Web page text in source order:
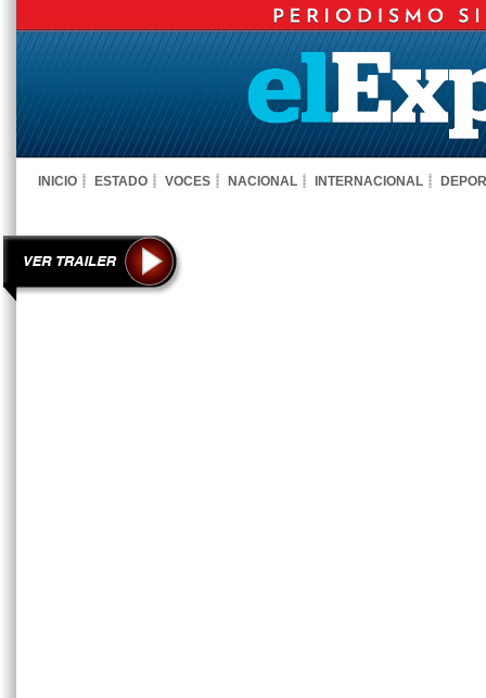
INICIO ESTADO VOCES NACIONAL INTERNACIONAL